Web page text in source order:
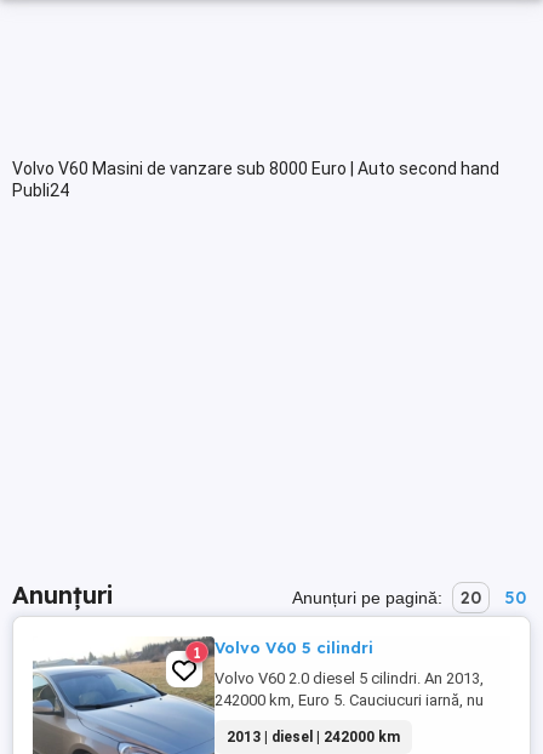
Volvo V60 Masini de vanzare sub 8000 Euro | Auto second hand
Publi24
Anunțuri Anunțuri pe pagină: 20 50
1 Volvo V60 5 cilindri
Volvo V60 2.0 diesel 5 cilindri. An 2013,
242000 km, Euro 5. Cauciucuri iarnă, nu
zi. Preț în euro. Telefon: !!!NU RĂSPUND LA
2013 | diesel | 242000 km